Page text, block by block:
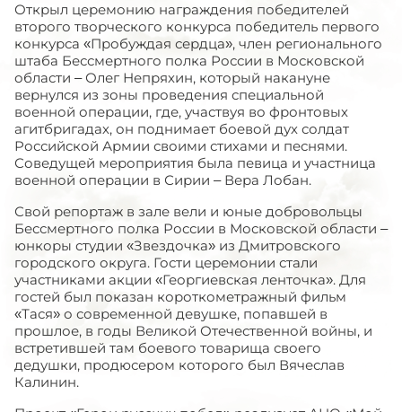
Открыл церемонию награждения победителей
второго творческого конкурса победитель первого
конкурса «Пробуждая сердца», член регионального
штаба Бессмертного полка России в Московской
области – Олег Непряхин, который накануне
вернулся из зоны проведения специальной
военной операции, где, участвуя во фронтовых
агитбригадах, он поднимает боевой дух солдат
Российской Армии своими стихами и песнями.
Соведущей мероприятия была певица и участница
военной операции в Сирии – Вера Лобан.
Свой репортаж в зале вели и юные добровольцы
Бессмертного полка России в Московской области –
юнкоры студии «Звездочка» из Дмитровского
городского округа. Гости церемонии стали
участниками акции «Георгиевская ленточка». Для
гостей был показан короткометражный фильм
«Тася» о современной девушке, попавшей в
прошлое, в годы Великой Отечественной войны, и
встретившей там боевого товарища своего
дедушки, продюсером которого был Вячеслав
Калинин.